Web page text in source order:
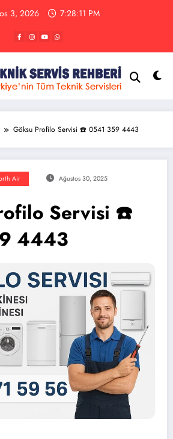
3, 2026 7:28:12 PM
Göksu Profilo Servisi ☎️ 0541 359 4443
Air Ağustos 30, 2025
Servisi ☎️
4443